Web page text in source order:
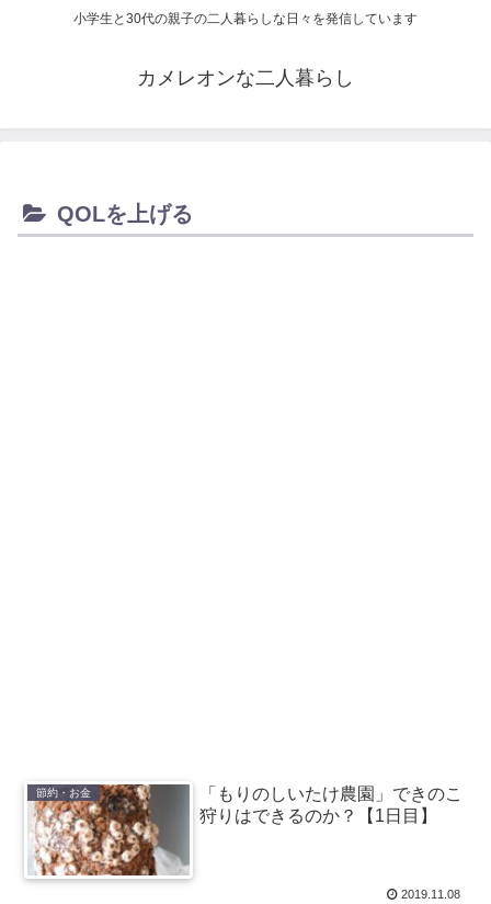
小学生と30代の親子の二人暮らしな日々を発信しています
カメレオンな二人暮らし
QOLを上げる
節約・お金
「もりのしいたけ農園」できのこ
狩りはできるのか？【1日目】
2019.11.08